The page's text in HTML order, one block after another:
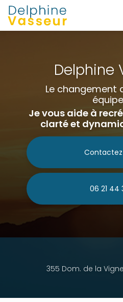
Aller
au
contenu
principal
Delphine
Le changement
Je vous aide à
clarté et
06 21 44
355 Dom. de la